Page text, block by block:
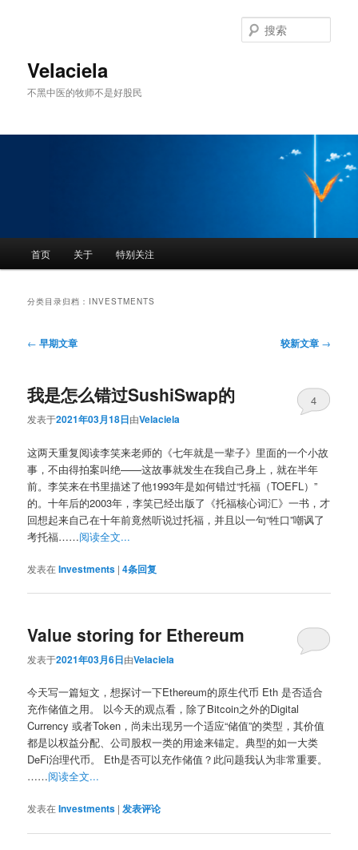
Velaciela
不黑中医的牧师不是好股民
索
首页 关于 特别关注
分类目录归档： INVESTMENTS
文
航
← 早期文章 较新文章 →
我是怎么错过SushiSwap的
发表于2021年03月18日由Velaciela
4
这两天重复阅读李笑来老师的《七年就是一辈子》里面的一个小故
事，不由得拍案叫绝——这故事就发生在我自己身上，就在半年
前。李笑来在书里描述了他1993年是如何错过“托福（TOEFL）”
的。十年后的2003年，李笑已经出版了《托福核心词汇》一书，才
回想起来自己在十年前竟然听说过托福，并且以一句“牲口”嘲讽了
考托福……阅读全文...
发表在Investments |4条回复
Value storing for Ethereum
发表于2021年03月6日由Velaciela
今天写一篇短文，想探讨一下Ethereum的原生代币 Eth 是否适合
充作储值之用。 以今天的观点看，除了Bitcoin之外的Digital
Currency 或者Token，尚未出现另一个适应“储值”的类型，其价值
都是以权益分配、公司股权一类的用途来锚定。典型的如一大类
DeFi治理代币。 Eth是否可以充作储值？此问题我认为非常重要。
……阅读全文...
发表在Investments |发表评论